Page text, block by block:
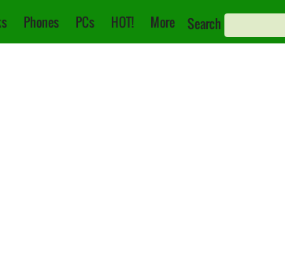
Phones PCs HOT! More Search